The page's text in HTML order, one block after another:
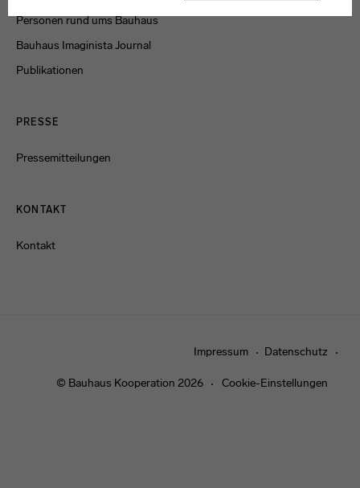
Personen rund ums Bauhaus
Bauhaus Imaginista Journal
Publikationen
PRESSE
Pressemitteilungen
KONTAKT
Kontakt
Impressum Datenschutz
© Bauhaus Kooperation 2026 Cookie-Einstellungen